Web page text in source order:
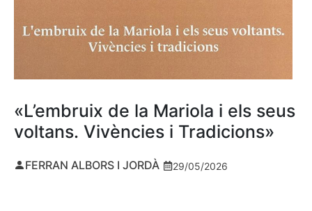
«L’embruix de la Mariola i els seus
voltans. Vivències i Tradicions»
FERRAN ALBORS I JORDÀ 29/05/2026